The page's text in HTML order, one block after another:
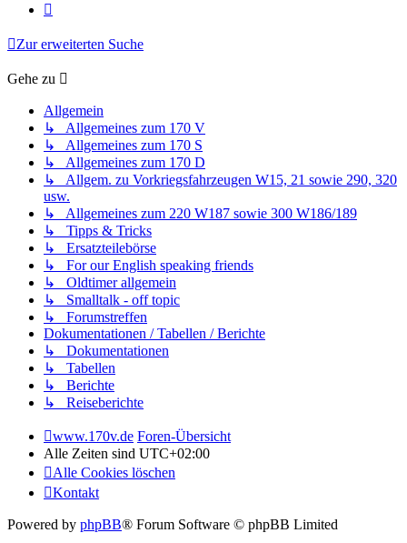
Zur erweiterten Suche
Gehe zu
Allgemein
↳ Allgemeines zum 170 V
↳ Allgemeines zum 170 S
↳ Allgemeines zum 170 D
↳ Allgem. zu Vorkriegsfahrzeugen W15, 21 sowie 290, 320
usw.
↳ Allgemeines zum 220 W187 sowie 300 W186/189
↳ Tipps & Tricks
↳ Ersatzteilebörse
↳ For our English speaking friends
↳ Oldtimer allgemein
↳ Smalltalk - off topic
↳ Forumstreffen
Dokumentationen / Tabellen / Berichte
↳ Dokumentationen
↳ Tabellen
↳ Berichte
↳ Reiseberichte
www.170v.de Foren-Übersicht
Alle Zeiten sind UTC+02:00
Alle Cookies löschen
Kontakt
Powered by phpBB® Forum Software © phpBB Limited